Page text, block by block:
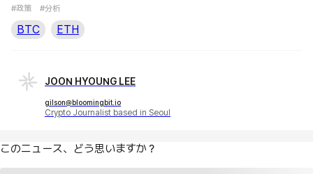
#政策 #分析
BTC ETH
JOON HYOUNG LEE
gilson@bloomingbit.io
Crypto Journalist based in Seoul
このニュース、どう思いますか？